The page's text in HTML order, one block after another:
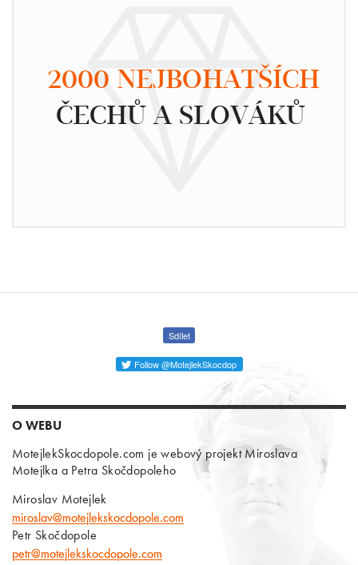
2000 NEJBOHATŠÍCH
ČECHŮ A SLOVÁKŮ
Sdílet
Follow @MotejlekSkocdop
O WEBU
MotejlekSkocdopole.com je webový projekt Miroslava
Motejlka a Petra Skočdopoleho
Miroslav Motejlek
miroslav@motejlekskocdopole.com
Petr Skočdopole
petr@motejlekskocdopole.com